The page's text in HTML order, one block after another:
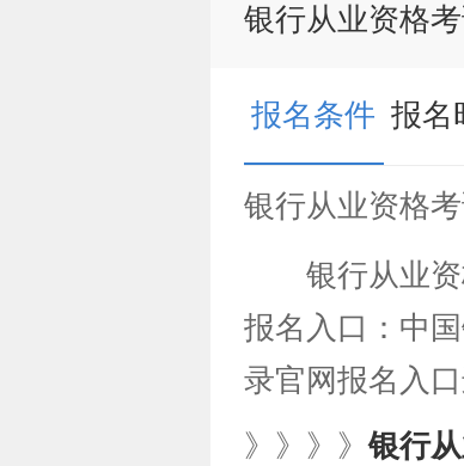
银行从业资格
报名条件 报名
银行从业资格
银行从业资
报名入口：中
录官网报名入口
》》》》银行